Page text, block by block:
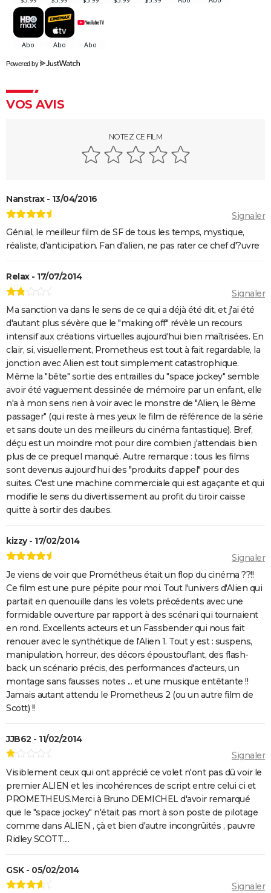
Alien, le huitième passager
E.T. l'extraterrestre
final de la saga, on en a des frissons
Star Wars Starfighter : première image du film avec
Powered by
VOS AVIS
NOTEZ CE FILM
Nanstrax - 13/04/2016
Signaler
Génial, le meilleur film de SF de tous les temps, mystique,
réaliste, d'anticipation. Fan d'alien, ne pas rater ce chef d'?uvre
Relax - 17/07/2014
Signaler
Ma sanction va dans le sens de ce qui a déjà été dit, et j'ai été
d'autant plus sévère que le "making off" révèle un recours
intensif aux créations virtuelles aujourd'hui bien maîtrisées. En
clair, si, visuellement, Prometheus est tout à fait regardable, la
jonction avec Alien est tout simplement catastrophique.
Même la "bête" sortie des entrailles du "space jockey" semble
avoir été vaguement dessinée de mémoire par un enfant, elle
n'a à mon sens rien à voir avec le monstre de "Alien, le 8ème
passager" (qui reste à mes yeux le film de référence de la série
et sans doute un des meilleurs du cinéma fantastique). Bref,
déçu est un moindre mot pour dire combien j'attendais bien
plus de ce prequel manqué. Autre remarque : tous les films
sont devenus aujourd'hui des "produits d'appel" pour des
suites. C'est une machine commerciale qui est agaçante et qui
modifie le sens du divertissement au profit du tiroir caisse
quitte à sortir des daubes.
kizzy - 17/02/2014
Signaler
Je viens de voir que Prométheus était un flop du cinéma ??!!
Ce film est une pure pépite pour moi. Tout l'univers d'Alien qui
partait en quenouille dans les volets précédents avec une
formidable ouverture par rapport à des scénari qui tournaient
en rond. Excellents acteurs et un Fassbender qui nous fait
renouer avec le synthétique de l'Alien 1. Tout y est : suspens,
manipulation, horreur, des décors époustouflant, des flash-
back, un scénario précis, des performances d'acteurs, un
montage sans fausses notes ... et une musique entêtante !!
Jamais autant attendu le Prometheus 2 (ou un autre film de
Scott) !!
JJB62 - 11/02/2014
Signaler
Visiblement ceux qui ont apprécié ce volet n'ont pas dû voir le
premier ALIEN et les incohérences de script entre celui ci et
PROMETHEUS.Merci à Bruno DEMICHEL d'avoir remarqué
que le "space jockey" n'était pas mort à son poste de pilotage
comme dans ALIEN , çà et bien d'autre incongrûités , pauvre
Ridley SCOTT....
GSK - 05/02/2014
Signaler